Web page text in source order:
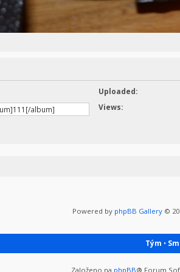
Uploaded:
Views:
Powered by phpBB Gallery ©
Tým •
Založeno na phpBB® Forum